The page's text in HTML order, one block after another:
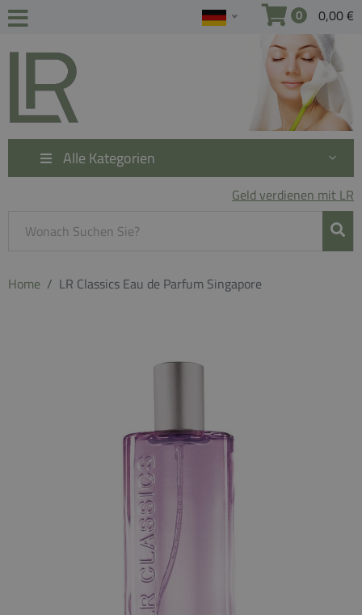
0 0,00 €
Alle Kategorien
Geld verdienen mit LR
Home LR Classics Eau de Parfum Singapore